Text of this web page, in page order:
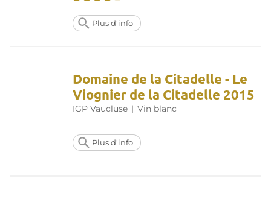
Plus d'info
Domaine de la Citadelle - Le
Viognier de la Citadelle 2015
IGP Vaucluse | Vin blanc
Plus d'info